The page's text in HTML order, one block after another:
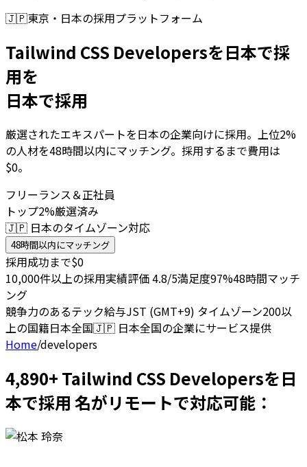
🇯🇵東京・日本の採用プラットフォーム
Tailwind CSS Developersを日本で採
用を
日本で採用
厳選されたエキスパートを日本の企業向けに採用。上位2%
の人材を48時間以内にマッチング。採用するまで費用は
$0。
フリーランス＆正社員
トップ2%厳選済み
🇯🇵 日本のタイムゾーン対応
48時間以内にマッチング
採用成功まで$0
10,000件以上の採用実績評価 4.8/5満足度97%48時間マッチ
ング
競争力のあるテック給与JST (GMT+9) タイムゾーン200以
上の国籍日本全国🇯🇵 日本全国の企業にサービス提供
Home/developers
4,890+ Tailwind CSS Developersを日
本で採用 名がリモートで対応可能：